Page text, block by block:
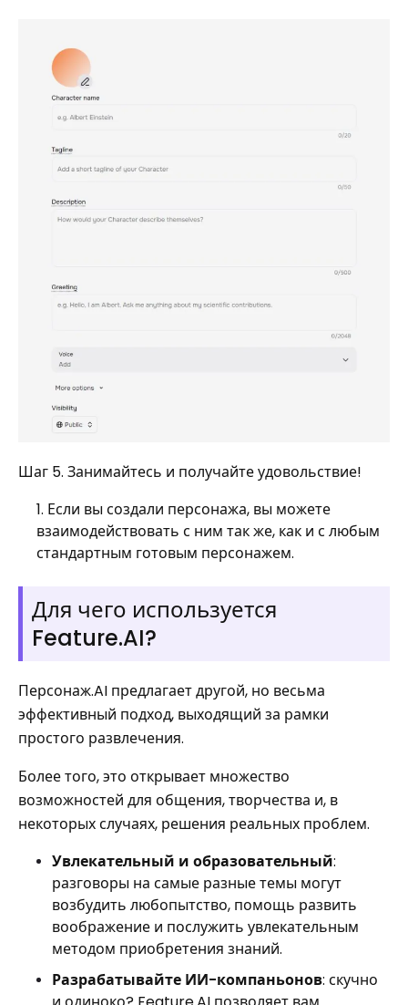
Шаг 5. Занимайтесь и получайте удовольствие!
Если вы создали персонажа, вы можете
взаимодействовать с ним так же, как и с любым
стандартным готовым персонажем.
Для чего используется
Feature.AI?
Персонаж.AI предлагает другой, но весьма
эффективный подход, выходящий за рамки
простого развлечения.
Более того, это открывает множество
возможностей для общения, творчества и, в
некоторых случаях, решения реальных проблем.
Увлекательный и образовательный:
разговоры на самые разные темы могут
возбудить любопытство, помощь развить
воображение и послужить увлекательным
методом приобретения знаний.
Разрабатывайте ИИ-компаньонов: скучно